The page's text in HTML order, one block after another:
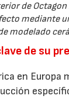
de
mediante
modelado
de su
en Europa